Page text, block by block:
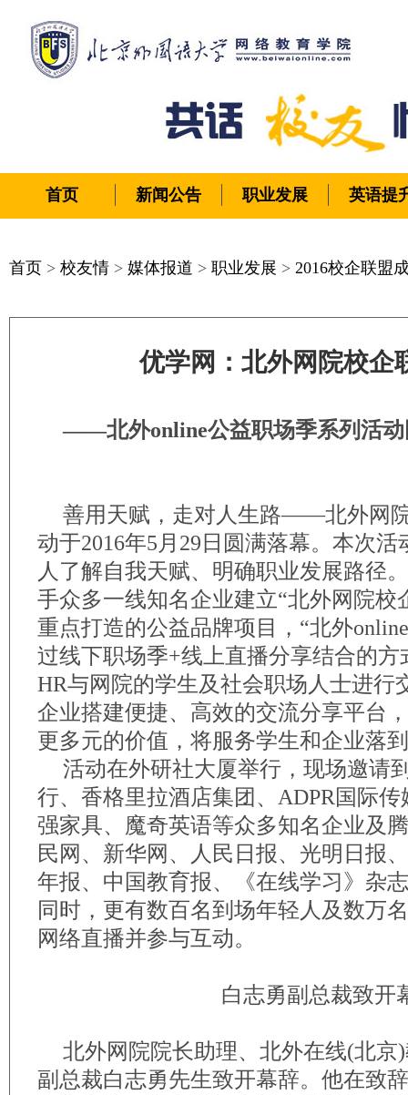
首页 新闻公告 职业发展 英语提
首页 > 校友情 > 媒体报道 > 职业发展 > 2016校企联盟
优学网：北外网院校企
——北外online公益职场季系列活动
善用天赋，走对人生路——北外网
动于2016年5月29日圆满落幕。本次
人了解自我天赋、明确职业发展路径
手众多一线知名企业建立“北外网院校
重点打造的公益品牌项目，“北外
过线下职场季+线上直播分享结合的
HR与网院的学生及社会职场人士进行
企业搭建便捷、高效的交流分享平台
更多元的价值，将服务学生和企业落
活动在外研社大厦举行，现场邀请
行、香格里拉酒店集团、ADPR国际
强家具、魔奇英语等众多知名企业及
民网、新华网、人民日报、光明日报
年报、中国教育报、《在线学习》杂
同时，更有数百名到场年轻人及数万
网络直播并参与互动。
白志勇副总裁致开
北外网院院长助理、北外在线(北京
副总裁白志勇先生致开幕辞。他在致